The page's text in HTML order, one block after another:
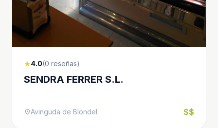
star4.0(0 reseñas)
SENDRA FERRER S.L.
location_onAvinguda de Blondel $$